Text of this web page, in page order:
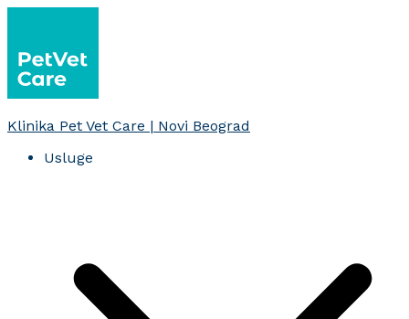
sadržaj
Klinika Pet Vet Care | Novi Beograd
Usluge